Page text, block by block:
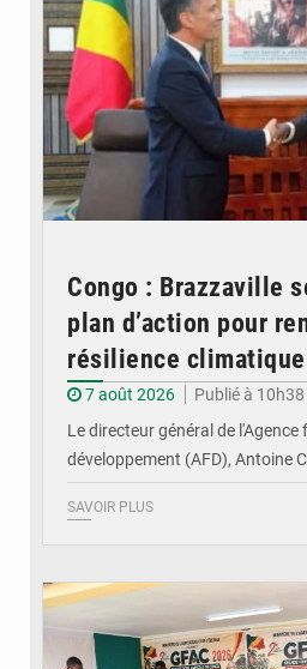
Congo : Brazzaville
plan d’action pour
résilience climatique
7 août 2026
Publié à 10h38
Le directeur général de l'Agence
développement (AFD), Antoine
SAVOIR PLUS